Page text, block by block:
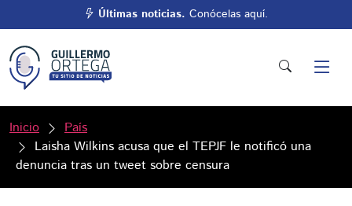
Últimas noticias. Conócelas aquí.
Inicio
País
Laisha Wilkins acusa que el TEPJF le notificó una
denuncia tras un tweet sobre censura